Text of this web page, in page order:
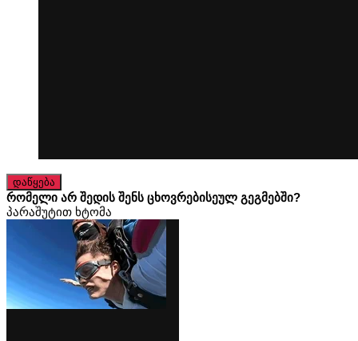
დაწყება
რომელი არ შედის შენს ცხოვრებისეულ გეგმებში?
პარაშუტით ხტომა